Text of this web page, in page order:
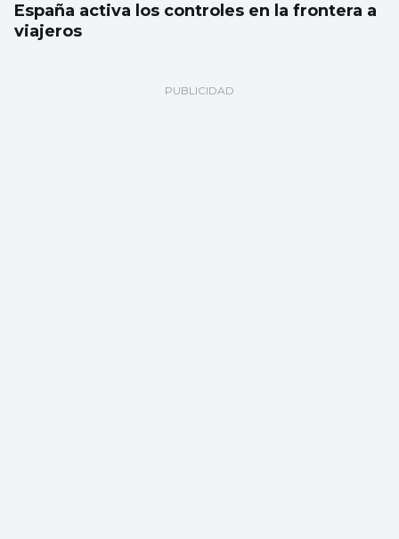
España activa los controles en la frontera a
viajeros